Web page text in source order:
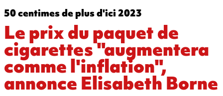
50 centimes de plus d'ici 2023
Le prix du paquet de
cigarettes "augmentera
comme l'inflation",
annonce Elisabeth Borne